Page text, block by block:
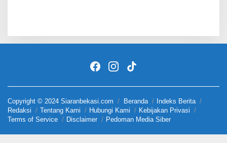
Copyright © 2024 Siaranbekasi.com Beranda
Indeks Berita
Redaksi
Tentang Kami Hubungi Kami
Kebijakan Privasi
Terms of Service
Disclaimer Pedoman Media Siber